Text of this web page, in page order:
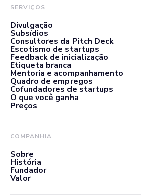
SERVIÇOS
Divulgação
Subsídios
Consultores da Pitch Deck
Escotismo de startups
Feedback de inicialização
Etiqueta branca
Mentoria e acompanhamento
Quadro de empregos
Cofundadores de startups
O que você ganha
Preços
COMPANHIA
Sobre
História
Fundador
Valor